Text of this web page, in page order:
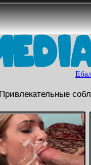
Привлекательные